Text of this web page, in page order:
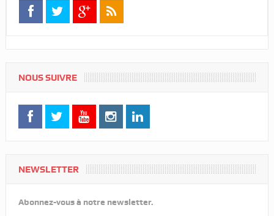
NOUS SUIVRE
NEWSLETTER
Abonnez-vous à notre newsletter.